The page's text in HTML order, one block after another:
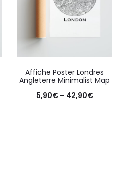
Affiche Poster Londres
Angleterre Minimalist Map
5,90€ – 42,90€Price